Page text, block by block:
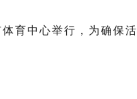
育中心举行，为确保活